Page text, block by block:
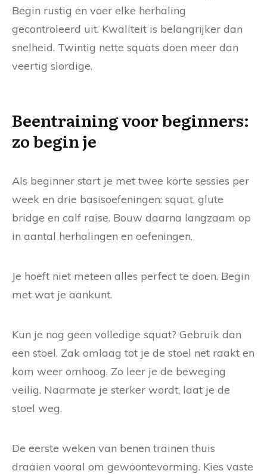
Begin rustig en voer elke herhaling
gecontroleerd uit. Kwaliteit is belangrijker dan
snelheid. Twintig nette squats doen meer dan
veertig slordige.
Beentraining voor beginners:
zo begin je
Als beginner start je met twee korte sessies per
week en drie basisoefeningen: squat, glute
bridge en calf raise. Bouw daarna langzaam op
in aantal herhalingen en oefeningen.
Je hoeft niet meteen alles perfect te doen. Begin
met wat je aankunt.
Kun je nog geen volledige squat? Gebruik dan
een stoel. Zak omlaag tot je de stoel net raakt en
kom weer omhoog. Zo leer je de beweging
veilig. Naarmate je sterker wordt, laat je de
stoel weg.
De eerste weken van benen trainen thuis
draaien vooral om gewoontevorming. Kies vaste